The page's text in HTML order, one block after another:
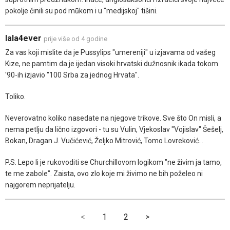
pokolje činili su pod mūkom i u "medijskoj" tišini.
lala4ever prije više od 4 godine
Za vas koji mislite da je Pussylips "umereniji" u izjavama od vašeg
Kize, ne pamtim da je ijedan visoki hrvatski dužnosnik ikada tokom
'90-ih izjavio "100 Srba za jednog Hrvata".
Toliko.
Neverovatno koliko nasedate na njegove trikove. Sve što On misli, a
nema petlju da lično izgovori - tu su Vulin, Vjekoslav "Vojislav" Šešelj,
Bokan, Dragan J. Vučićević, Željko Mitrović, Tomo Lovreković...
P.S. Lepo li je rukovoditi se Churchillovom logikom "ne živim ja tamo,
te me zabole". Zaista, ovo zlo koje mi živimo ne bih poželeo ni
najgorem neprijatelju.
< 1 2 >